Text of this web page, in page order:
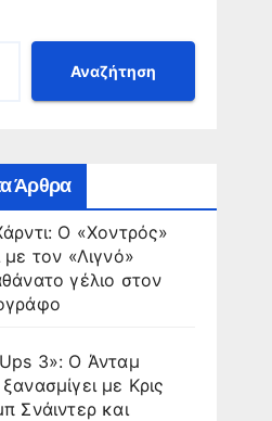
Αναζήτηση
Άρθρα
Ο «Χοντρός»
με τον «Λιγνό»
γέλιο στον
3»: Ο Άνταμ
με Κρις
Σνάιντερ και